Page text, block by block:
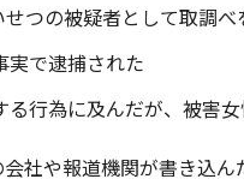
つの被疑者として取調べ
実で逮捕された
行為に及んだが、被害
社や報道機関が書き込